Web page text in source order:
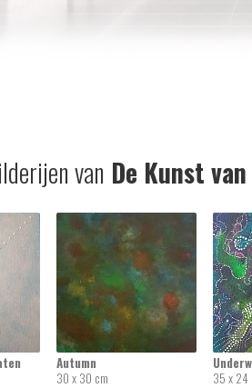
van De Kunst
Autumn
30 x 30 cm
35 x 24